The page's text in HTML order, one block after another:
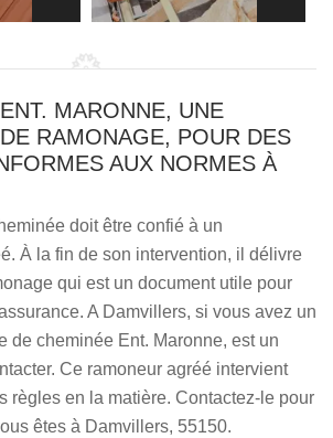
MARONNE, UNE
RAMONAGE, POUR DES
AUX NORMES À
doit être confié à un
À la fin de son intervention, il délivre
qui est un document utile pour
A Damvillers, si vous avez un
de cheminée Ent. Maronne, est un
Ce ramoneur agréé intervient
règles en la matière. Contactez-le pour
êtes à Damvillers, 55150.